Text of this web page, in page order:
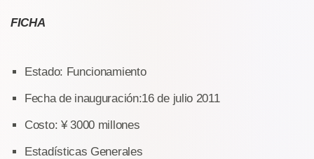
FICHA
Estado: Funcionamiento
Fecha de inauguración:16 de julio 2011
Costo: ¥ 3000 millones
Estadísticas Generales